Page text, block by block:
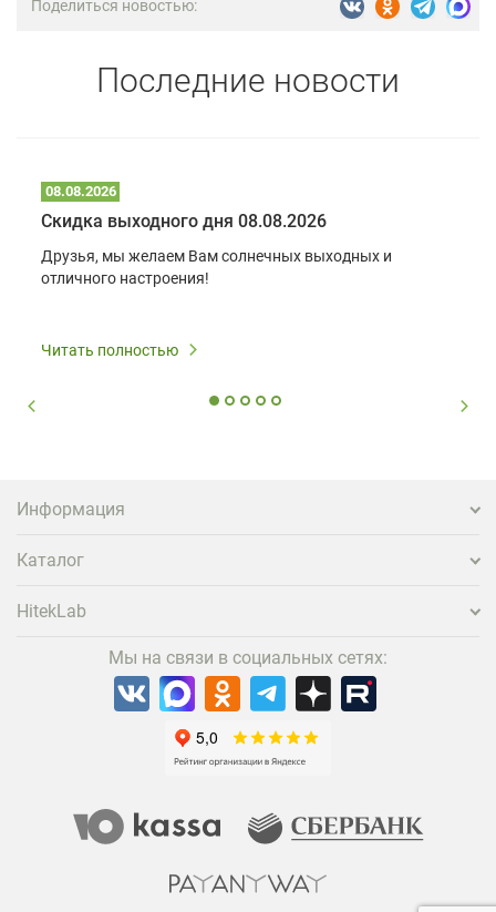
Поделиться новостью:
Последние новости
08.08.2026
Скидка выходного дня 08.08.2026
Друзья, мы желаем Вам солнечных выходных и
отличного настроения!
Читать полностью
Информация
Каталог
HitekLab
Мы на связи в социальных сетях: